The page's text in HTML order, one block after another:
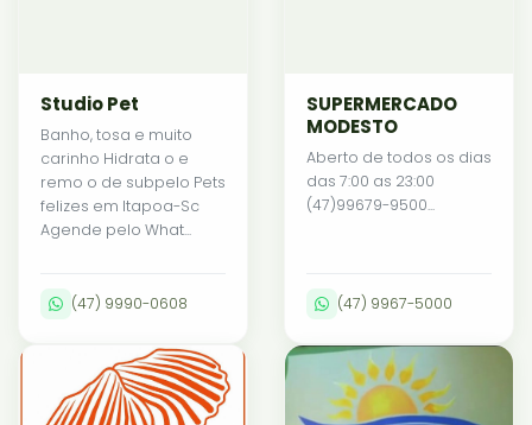
Studio Pet
Banho, tosa e muito
carinho Hidrata o e
remo o de subpelo Pets
felizes em Itapoa-Sc
Agende pelo What...
(47) 9990-0608
SUPERMERCADO
MODESTO
Aberto de todos os dias
das 7:00 as 23:00
(47)99679-9500...
(47) 9967-5000